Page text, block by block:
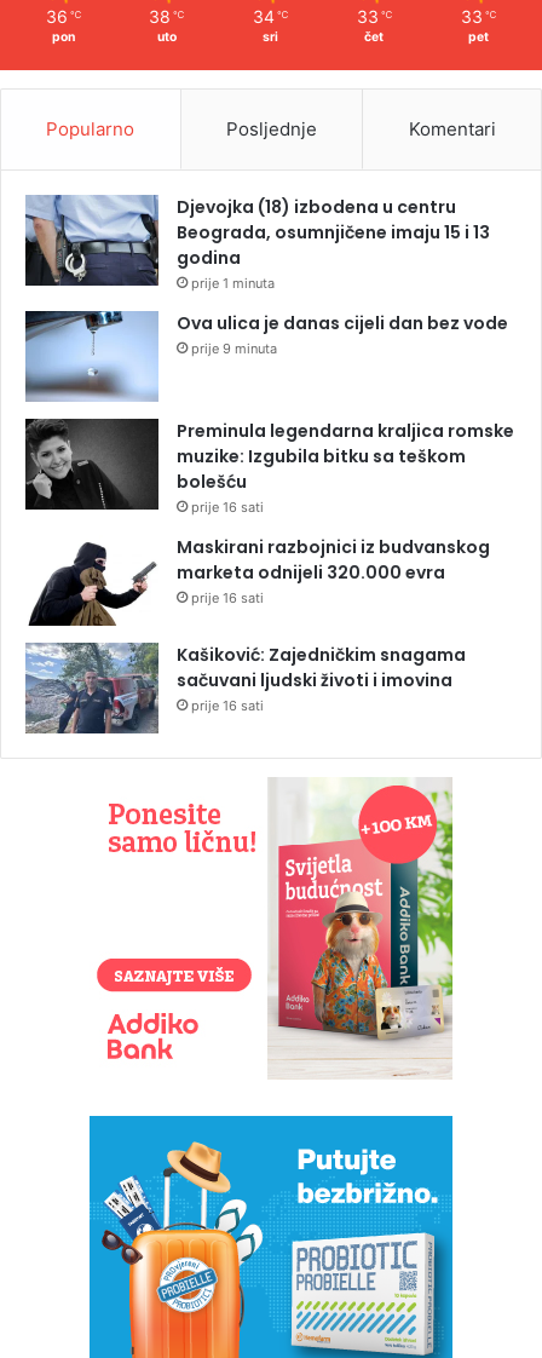
36 ℃
pon
38 ℃
uto
34 ℃
sri
33 ℃
čet
33 ℃
pet
Popularno Posljednje Komentari
Djevojka (18) izbodena u centru
Beograda, osumnjičene imaju 15 i 13
godina
prije 1 minuta
Ova ulica je danas cijeli dan bez vode
prije 9 minuta
Preminula legendarna kraljica romske
muzike: Izgubila bitku sa teškom
bolešću
prije 16 sati
Maskirani razbojnici iz budvanskog
marketa odnijeli 320.000 evra
prije 16 sati
Kašiković: Zajedničkim snagama
sačuvani ljudski životi i imovina
prije 16 sati